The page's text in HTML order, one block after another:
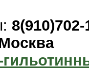
8(910)702-